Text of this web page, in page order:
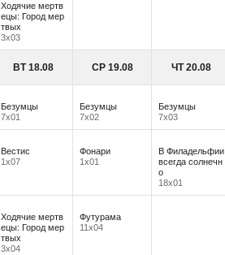
Ходячие мертв
ецы: Город мер
твых
3х03
ВТ 18.08 СР 19.08 ЧТ 20.08
Безумцы
7х01
Безумцы
7х02
Безумцы
7х03
Вестис
1х07
Фонари
1х01
В Филадельфии
всегда солнечн
о
18х01
Ходячие мертв
ецы: Город мер
твых
3х04
Футурама
11х04